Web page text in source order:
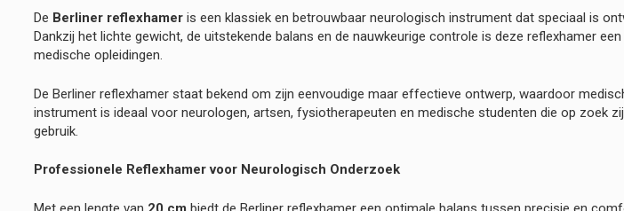
De Berliner reflexhameris een klassiek en betrouwbaar neurologisch instrument dat speciaal is
Dankzij het lichte gewicht, de uitstekende balans en de nauwkeurige controle is deze reflexhamer
medische opleidingen.
De Berliner reflexhamer staat bekend om zijn eenvoudige maar effectieve ontwerp, waardoor
instrument is ideaal voor neurologen, artsen, fysiotherapeuten en medische studenten die op zoek
gebruik.
Professionele Reflexhamer voor Neurologisch Onderzoek